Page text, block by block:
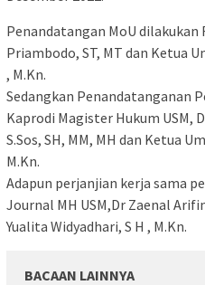
Penandatangan MoU dilakukan
Priambodo, ST, MT dan Ketua
, M.Kn.
Sedangkan Penandatanganan
Kaprodi Magister Hukum USM,
S.Sos, SH, MM, MH dan Ketua
M.Kn.
Adapun perjanjian kerja sama
Journal MH USM,Dr Zaenal
Yualita Widyadhari, S H , M.Kn.
BACAAN LAINNYA